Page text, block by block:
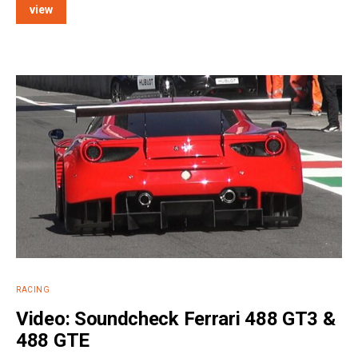
view
RACING
Video: Soundcheck Ferrari 488 GT3 &
488 GTE